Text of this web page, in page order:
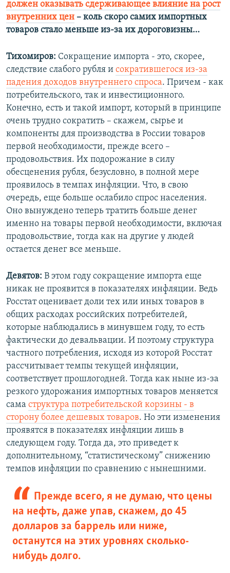
должен оказывать сдерживающее влияние на рост
внутренних цен – коль скоро самих импортных
товаров стало меньше из-за их дороговизны…
Тихомиров: Сокращение импорта - это, скорее,
следствие слабого рубля и сократившегося из-за
падения доходов внутреннего спроса. Причем - как
потребительского, так и инвестиционного.
Конечно, есть и такой импорт, который в принципе
очень трудно сократить – скажем, сырье и
компоненты для производства в России товаров
первой необходимости, прежде всего –
продовольствия. Их подорожание в силу
обесценения рубля, безусловно, в полной мере
проявилось в темпах инфляции. Что, в свою
очередь, еще больше ослабило спрос населения.
Оно вынуждено теперь тратить больше денег
именно на товары первой необходимости, включая
продовольствие, тогда как на другие у людей
остается денег все меньше.
Девятов: В этом году сокращение импорта еще
никак не проявится в показателях инфляции. Ведь
Росстат оценивает доли тех или иных товаров в
общих расходах российских потребителей,
которые наблюдались в минувшем году, то есть
фактически до девальвации. И поэтому структура
частного потребления, исходя из которой Росстат
рассчитывает темпы текущей инфляции,
соответствует прошлогодней. Тогда как ныне из-за
резкого удорожания импортных товаров меняется
сама структура потребительской корзины - в
сторону более дешевых товаров. Но эти изменения
проявятся в показателях инфляции лишь в
следующем году. Тогда да, это приведет к
дополнительному, “статистическому” снижению
темпов инфляции по сравнению с нынешними.
Прежде всего, я не думаю, что цены
на нефть, даже упав, скажем, до 45
долларов за баррель или ниже,
останутся на этих уровнях сколько-
нибудь долго.